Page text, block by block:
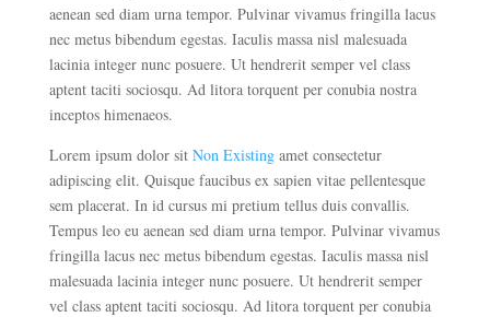
aenean sed diam urna tempor. Pulvinar vivamus fringilla lacus
nec metus bibendum egestas. Iaculis massa nisl malesuada
lacinia integer nunc posuere. Ut hendrerit semper vel class
aptent taciti sociosqu. Ad litora torquent per conubia nostra
inceptos himenaeos.
Lorem ipsum dolor sit Non Existingamet consectetur
adipiscing elit. Quisque faucibus ex sapien vitae pellentesque
sem placerat. In id cursus mi pretium tellus duis convallis.
Tempus leo eu aenean sed diam urna tempor. Pulvinar vivamus
fringilla lacus nec metus bibendum egestas. Iaculis massa nisl
malesuada lacinia integer nunc posuere. Ut hendrerit semper
vel class aptent taciti sociosqu. Ad litora torquent per conubia